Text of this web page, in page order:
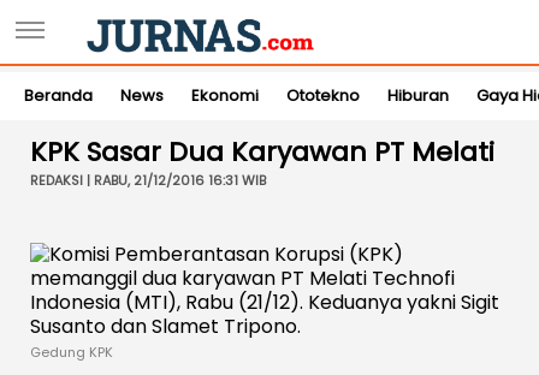
Beranda News Ekonomi Ototekno Hiburan Gaya
KPK Sasar Dua Karyawan PT Melati
REDAKSI | RABU, 21/12/2016 16:31 WIB
Gedung KPK